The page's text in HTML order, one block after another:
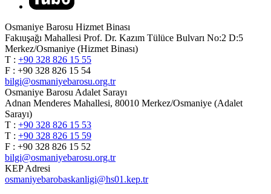
Osmaniye Barosu Hizmet Binası
Fakıuşağı Mahallesi Prof. Dr. Kazım Tülüce Bulvarı No:2 D:5
Merkez/Osmaniye (Hizmet Binası)
T : +90 328 826 15 55
F : +90 328 826 15 54
bilgi@osmaniyebarosu.org.tr
Osmaniye Barosu Adalet Sarayı
Adnan Menderes Mahallesi, 80010 Merkez/Osmaniye (Adalet
Sarayı)
T : +90 328 826 15 53
T : +90 328 826 15 59
F : +90 328 826 15 52
bilgi@osmaniyebarosu.org.tr
KEP Adresi
osmaniyebarobaskanligi@hs01.kep.tr